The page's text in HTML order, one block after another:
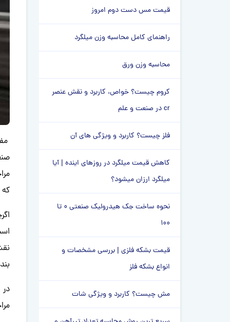
قیمت مس دست دوم امروز
راهنمای کامل محاسبه وزن میلگرد
محاسبه وزن ورق
کروم چیست؟ خواص، کاربرد و نقش عنصر
cr در صنعت و علم
فلز چیست؟ کاربرد و ویژگی های آن
کاهش قیمت میلگرد در روزهای اینده | آیا
میلگرد ارزان میشود؟
نحوه ساخت جک هیدرولیک صنعتی 0 تا
100
قیمت بشکه فلزی | بررسی مشخصات و
انواع بشکه فلز
مش چیست؟ کاربرد و ویژگی شات
که
در